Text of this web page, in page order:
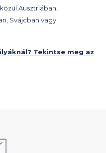
Ausztriában,
Svájcban vagy
Tekintse meg az